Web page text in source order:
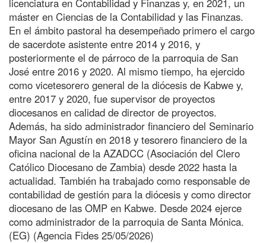
máster en Ciencias de la Contabilidad y las Finanzas.
En el ámbito pastoral ha desempeñado primero el cargo
de sacerdote asistente entre 2014 y 2016, y
posteriormente el de párroco de la parroquia de San
José entre 2016 y 2020. Al mismo tiempo, ha ejercido
como vicetesorero general de la diócesis de Kabwe y,
entre 2017 y 2020, fue supervisor de proyectos
diocesanos en calidad de director de proyectos.
Además, ha sido administrador financiero del Seminario
Mayor San Agustín en 2018 y tesorero financiero de la
oficina nacional de la AZADCC (Asociación del Clero
Católico Diocesano de Zambia) desde 2022 hasta la
actualidad. También ha trabajado como responsable de
contabilidad de gestión para la diócesis y como director
diocesano de las OMP en Kabwe. Desde 2024 ejerce
como administrador de la parroquia de Santa Mónica.
(EG) (Agencia Fides 25/05/2026)